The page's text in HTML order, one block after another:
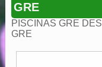
GRE
PISCINAS GRE
GRE